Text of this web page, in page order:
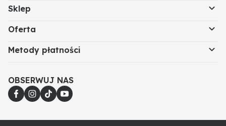
Sklep
Oferta
Metody płatności
OBSERWUJ NAS